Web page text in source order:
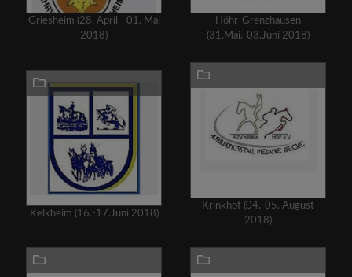
Griesheim (28. April - 01. Mai
2018)
Höhr-Grenzhausen
(31.Mai.-03.Juni 2018)
Kelkheim (16.-17.Juni 2018)
Krinkhof (04.-05. August
2018)